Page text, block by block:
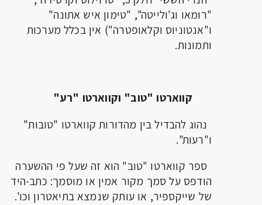
"רומאו וג'ולייטה", "טימון איש אתונה"
ו"אנטוניוס וקלאופטרה") אין בכלל מערכות
ותמונות.
קווארטו "טוב" וקווארטו "רע"
נהוג להבדיל בין מהדורות קווארטו "טובות"
ו"רעות".
ספר קווארטו "טוב" הוא זה שעל פי ההשערה
הודפס על סמך מקור אמין או מוסמך: כתב-היד
של שייקספיר, או עותק שנמצא בתיאטרון וכו'.